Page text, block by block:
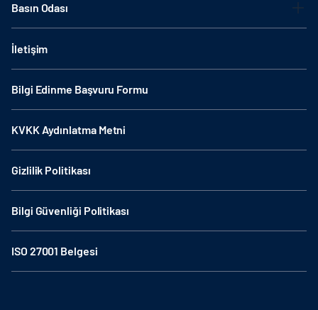
Basın Odası
İletişim
Bilgi Edinme Başvuru Formu
KVKK Aydınlatma Metni
Gizlilik Politikası
Bilgi Güvenliği Politikası
ISO 27001 Belgesi